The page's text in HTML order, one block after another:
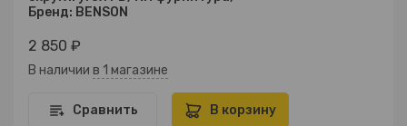
Бренд: BENSON
2 850 ₽
В наличии в 1 магазине
Сравнить В корзину